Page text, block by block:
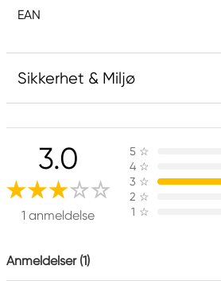
EAN
Sikkerhet & Miljø
Ansvarlig EU
Da Vinci
da Vinci Künstlerpinselfabrik
Tillystrasse 39 - 41
90431 Nürnberg, Germany
3.0
1 anmeldelse
5 ☆
4 ☆
3 ☆
2 ☆
1 ☆
Anmeldelser (1)